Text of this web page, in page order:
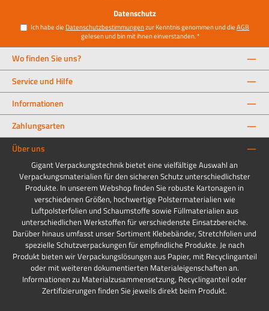
Datenschutz
Ich habe die Datenschutzbestimmungenzur Kenntnis genommen und dieAGB
gelesen und bin mit ihnen einverstanden.*
Wo finden Sie uns?
Service und Hilfe
Informationen
Zahlungsarten
Über uns
Gigant Verpackungstechnik bietet eine vielfältige Auswahl an
Verpackungsmaterialien für den sicheren Schutz unterschiedlichster
Produkte. In unserem Webshop finden Sie robuste Kartonagen in
verschiedenen Größen, hochwertige Polstermaterialien wie
Luftpolsterfolien und Schaumstoffe sowie Füllmaterialien aus
unterschiedlichen Werkstoffen für verschiedenste Einsatzbereiche.
Darüber hinaus umfasst unser Sortiment Klebebänder, Stretchfolien und
spezielle Schutzverpackungen für empfindliche Produkte. Je nach
Produkt bieten wir Verpackungslösungen aus Papier, mit Recyclinganteil
oder mit weiteren dokumentierten Materialeigenschaften an.
Informationen zu Materialzusammensetzung, Recyclinganteil oder
Zertifizierungen finden Sie jeweils direkt beim Produkt.